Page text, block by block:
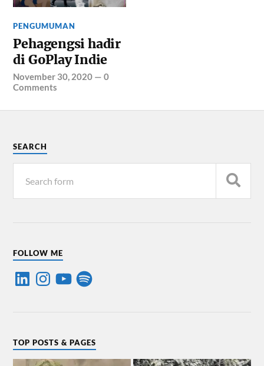
PENGUMUMAN
Pehagengsi hadir
di GoPlay Indie
November 30, 2020 —0
Comments
SEARCH
FOLLOW ME
TOP POSTS & PAGES